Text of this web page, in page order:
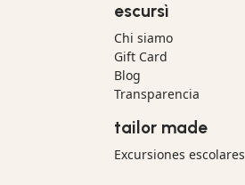
escursì
Chi siamo
Gift Card
Blog
Transparencia
tailor made
Excursiones escolares